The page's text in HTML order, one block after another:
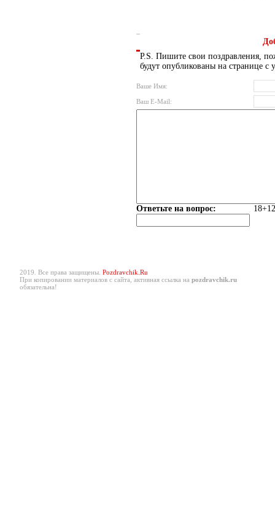
P.S. Пишите свои поздравления,
будут опубликованы на странице с
Ваше Имя:
Ваш E-Mail:
Ответьте на вопрос:
2019. Все права защищены. Pozdravchik.Ru
При копировании материалов с сайта, активная ссылка на pozdravchik.ru
обязательна!